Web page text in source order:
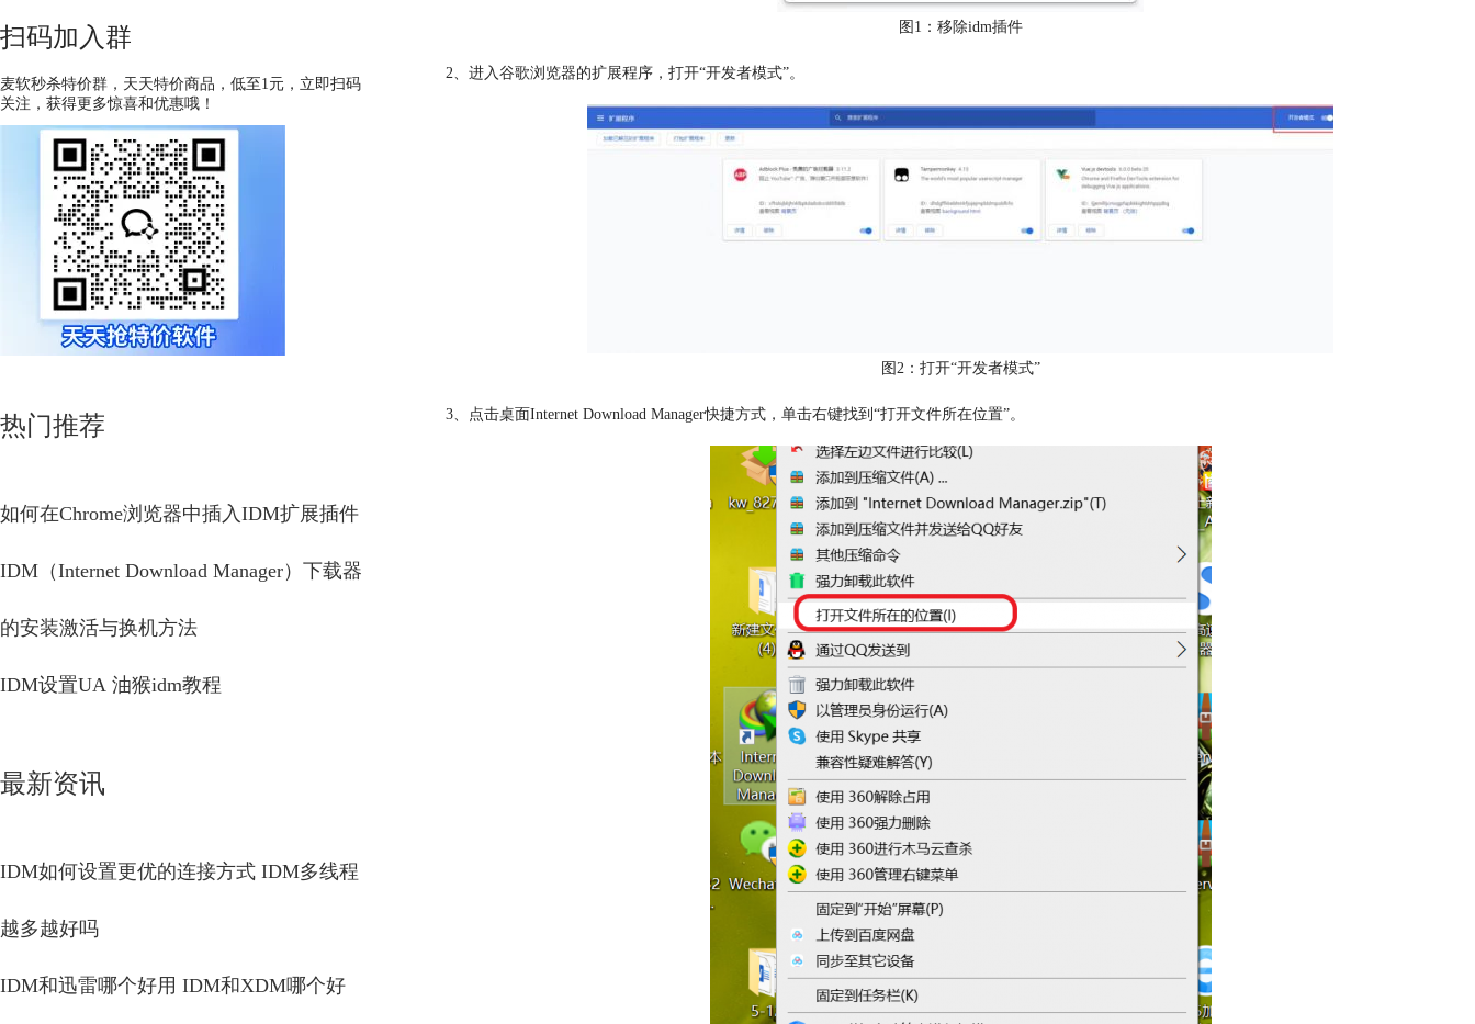
扫码加入群
麦软秒杀特价群，天天特价商品，低至1元，立即扫码
关注，获得更多惊喜和优惠哦！
热门推荐
如何在Chrome浏览器中插入IDM扩展插件
IDM（Internet Download Manager）下载器
的安装激活与换机方法
IDM设置UA 油猴idm教程
最新资讯
IDM如何设置更优的连接方式 IDM多线程
越多越好吗
IDM和迅雷哪个好用 IDM和XDM哪个好
图1：移除idm插件
2、进入谷歌浏览器的扩展程序，打开“开发者模式”。
图2：打开“开发者模式”
3、点击桌面Internet Download Manager快捷方式，单击右键找到“打开文件所在位置”。